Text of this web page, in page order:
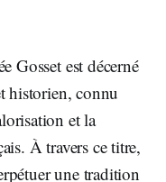
Gosset est décerné
historien, connu
et la
À travers ce titre,
une tradition